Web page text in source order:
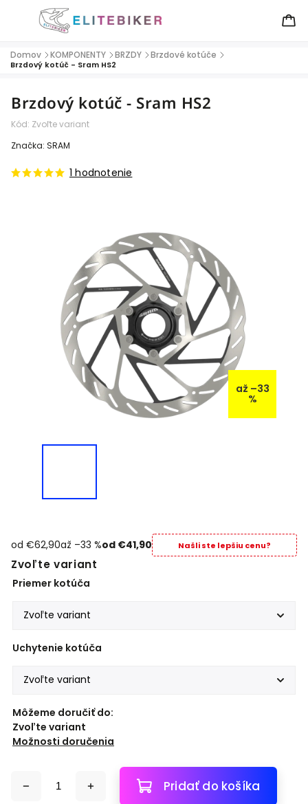
Domov / KOMPONENTY / BRZDY / Brzdové kotúče /
Brzdový kotúč - Sram HS2
Brzdový kotúč - Sram HS2
Kód: Zvoľte variant
1 hodnotenie
Značka: SRAM
až –33
%
od €62,90až –33 %od €41,90 Našli ste lepšiu cenu?
Zvoľte variant
Priemer kotúča
Uchytenie kotúča
Môžeme doručiť do:
Zvoľte variant
Možnosti doručenia
Pridať do košíka